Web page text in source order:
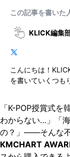
この記事を書いた
KLICK編集
こんにちは！
を書いていくつも
「K-POP授賞式
わからない…」「
の？」——そんな不
KMCHART